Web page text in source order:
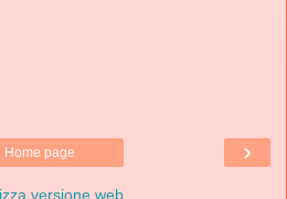
›
Home page
versione web